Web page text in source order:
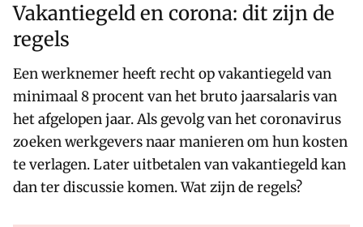
Vakantiegeld en corona: dit zijn de
regels
Een werknemer heeft recht op vakantiegeld van
minimaal 8 procent van het bruto jaarsalaris van
het afgelopen jaar. Als gevolg van het coronavirus
zoeken werkgevers naar manieren om hun kosten
te verlagen. Later uitbetalen van vakantiegeld kan
dan ter discussie komen. Wat zijn de regels?